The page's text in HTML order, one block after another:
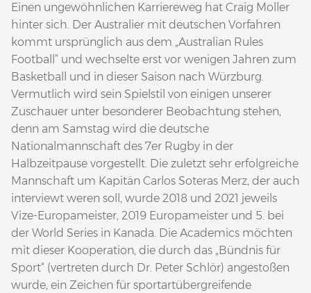
Einen ungewöhnlichen Karriereweg hat Craig Moller
hinter sich. Der Australier mit deutschen Vorfahren
kommt ursprünglich aus dem „Australian Rules
Football“ und wechselte erst vor wenigen Jahren zum
Basketball und in dieser Saison nach Würzburg.
Vermutlich wird sein Spielstil von einigen unserer
Zuschauer unter besonderer Beobachtung stehen,
denn am Samstag wird die deutsche
Nationalmannschaft des 7er Rugby in der
Halbzeitpause vorgestellt. Die zuletzt sehr erfolgreiche
Mannschaft um Kapitän Carlos Soteras Merz, der auch
interviewt weren soll, wurde 2018 und 2021 jeweils
Vize-Europameister, 2019 Europameister und 5. bei
der World Series in Kanada. Die Academics möchten
mit dieser Kooperation, die durch das „Bündnis für
Sport“ (vertreten durch Dr. Peter Schlör) angestoßen
wurde, ein Zeichen für sportartübergreifende